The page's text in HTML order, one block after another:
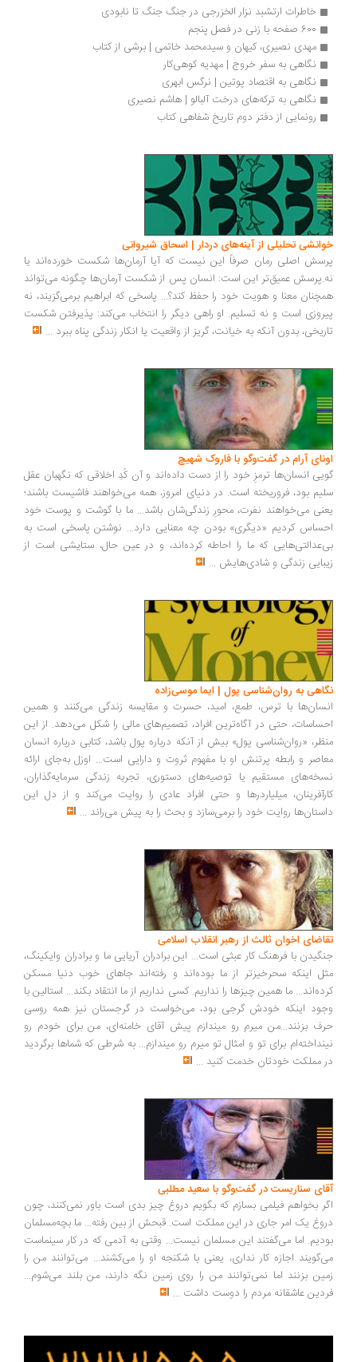
خاطرات ارتشبد نزار الخزرجی در جنگ جنگ تا نابودی
مهدی نصیری، کیهان و سیدمحمد خاتمی | برشی از کتاب
نگاهی به سفر خروج | مهدیه کوهی‌کار
نگاهی به اقتصاد پوتین | نرگس ابهری
نگاهی به ترکه‌های درخت آلبالو | هاشم نصیری
رونمایی از دفتر دوم تاریخ شفاهی کتاب
تحلیلی از آینه‌های دردار | اسحاق شیروانی
اصلی رمان صرفاً این نیست که آیا آرمان‌ها شکست خورده‌اند یا
عمیق‌تر این است: انسان پس از شکست آرمان‌ها چگونه می‌تواند
معنا و هویت خود را حفظ کند؟... پاسخی که ابراهیم برمی‌گزیند، نه
است و نه تسلیم. او راهی دیگر را انتخاب می‌کند: پذیرفتن شکست
بدون آنکه به خیانت، گریز از واقعیت یا انکار زندگی پناه ببرد...
آرام در گفت‌وگو با فاروک شهیچ‭
انسان‌ها ترمزِ خود را از دست داده‌اند و آن کُدِ اخلاقی که نگهبان عقل
بود، فروریخته است. در دنیای امروز، همه می‌خواهند فاشیست باشند؛
می‌خواهند نفرت، محورِ زندگی‌شان باشد... ما با گوشت و پوست خود
کردیم «دیگری» بودن چه معنایی دارد... نوشتن پاسخی است به
که ما را احاطه کرده‌اند، و در عین حال، ستایشی است از
زندگی و شادی‌هایش...
به روان‌شناسی پول | ایما موسی‌زاده
با ترس، طمع، امید، حسرت و مقایسه زندگی می‌کنند و همین
حتی در آگاه‌ترین افراد، تصمیم‌های مالی را شکل می‌دهد. از این
«روان‌شناسی پول» بیش از آنکه درباره پول باشد، کتابی درباره انسان
و رابطه پرتنش او با مفهوم ثروت و دارایی است... اوزل به‌جای ارائه
مستقیم یا توصیه‌های دستوری، تجربه زندگی سرمایه‌گذاران،
میلیاردرها و حتی افراد عادی را روایت می‌کند و از دل این
روایت خود را برمی‌سازد و بحث را به پیش می‌راند ...
اخوان ثالث از رهبر انقلاب اسلامی
با فرهنگ کار عبثی است... این برادران آریایی ما و برادران وایکینگ،
اینکه سحرخیزتر از ما بوده‌اند و رفته‌اند جاهای خوب دنیا مسکن
ما همین چیزها را نداریم. کسی نداریم از ما انتقاد بکند... استالین با
اینکه خودش گرجی بود، می‌خواست در گرجستان نیز همه روسی
بزنند...من میرم رو میندازم پیش آقای خامنه‌ای، من برای خودم رو
برای تو و امثال تو میرم رو میندازم... به شرطی که شماها برگردید
مملکت خودتان خدمت کنید...
سناریست در گفت‌وگو با سعید مطلبی
بخواهم فیلمی بسازم که بگویم دروغ چیز بدی است باور نمی‌کنند، چون
یک امر جاری در این مملکت است. قبحش از بین رفته... ما بچه‌مسلمان
اما می‌گفتند این مسلمان نیست... وقتی به آدمی که در کار سینماست
اجازه کار نداری، یعنی با شکنجه او را می‌کشند... می‌توانند من را
بزنند اما نمی‌توانند من را روی زمین نگه دارند، من بلند می‌شوم...
عاشقانه مردم را دوست داشت ...